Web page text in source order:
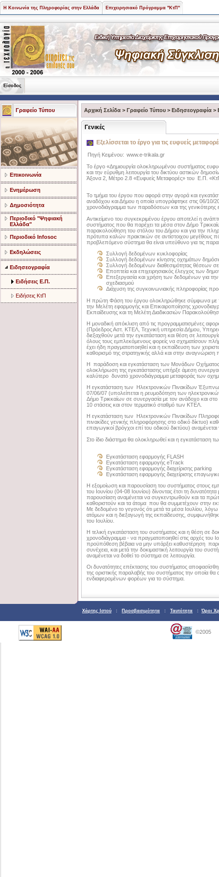
Η Κοινωνία της Πληροφορίας στην Ελλάδα Επιχειρησιακό Πρόγραμμα "ΚτΠ"
Είσοδος
Γραφείο Τύπου
Επικοινωνία
Ενημέρωση
Δημοσιότητα
Περιοδικό "Ψηφιακή
Ελλάδα"
Περιοδικό Infosoc
Εκδηλώσεις
Ειδησεογραφία
Ειδήσεις Ε.Π.
Ειδήσεις ΚτΠ
Αρχική Σελίδα > Γραφείο Τύπου > Ειδησεογραφία >
Γενικές
Εξελίσσεται το έργο για τις ευφυείς
Πηγή Κειμένου: www.e-trikala.gr
Το έργο «Δημιουργία ολοκληρωμένου συστήματος
και την εύρυθμη λειτουργία του δικτύου αστικών
Άξονα 2, Μέτρο 2.8 «Ευφυείς Μεταφορές» του Ε.Π.
Το τμήμα του έργου που αφορά στην αγορά και
αναδόχου και Δήμου η οποία υπογράφτηκε στις 06/10/
χρονοδιάγραμμα των παραδόσεων και της γενικότερης
Αντικείμενο του συγκεκριμένου έργου αποτελεί η
συστήματος που θα παρέχει τα μέσα στον Δήμο
παρακολούθηση του στόλου του Δήμου και για την
πρότυπα καλών πρακτικών σε αντίστοιχου μεγέθους
προβλεπόμενο σύστημα θα είναι υπεύθυνο για τις
Συλλογή δεδομένων κυκλοφορίας
Συλλογή δεδομένων κίνησης οχημάτων
Συλλογή δεδομένων διαθεσιμότητας θέσεων
Εποπτεία και επιχειρησιακός έλεγχος των
Επεξεργασία και χρήση των δεδομένων για
σχεδιασμού
Διάχυση της συγκοινωνιακής πληροφορίας
Η πρώτη Φάση του έργου ολοκληρώθηκε σύμφωνα με
την Μελέτη εφαρμογής και Επικαιροποίησης
Εκπαίδευσης και τη Μελέτη Διαδικασιών
Η μοναδική απόκλιση από τις προγραμματισμένες
(Πρόεδρος Αστ. ΚΤΕΛ, Τεχνική υπηρεσία Δήμου,
διεξαχθούν μετά την εγκατάσταση και θέση σε
όλους τους εμπλεκόμενους φορείς να σχηματίσουν
έχει ήδη πραγματοποιηθεί και η εκπαίδευση των
καθορισμό της στρατηγικής αλλά και στην
Η παράδοση και εγκατάσταση των Μονάδων Οχήματος
ολοκλήρωση της εγκατάστασης υπήρξε άμεση
καλύτερο δυνατό χρονοδιάγραμμα μεταφοράς των
Η εγκατάσταση των Ηλεκτρονικών Πινακίδων
07/06/07 (υπολείπεται η ρευμοδότηση των
Δήμο Τρικκαίων σε συνεργασία με τον ανάδοχο και
10 στάσεις και στον τερματικό σταθμό των ΚΤΕΛ.
Η εγκατάσταση των Ηλεκτρονικών Πινακίδων
πινακίδες γενικής πληροφόρησης στο οδικό δίκτυο)
επαγωγικοί βρόγχοι επί του οδικού δικτύου)
Στο ίδιο διάστημα θα ολοκληρωθεί και η εγκατάσταση
Εγκατάσταση εφαρμογής FLASH
Εγκατάσταση εφαρμογής eTrack
Εγκατάσταση εφαρμογής διαχείρισης parking
Εγκατάσταση εφαρμογής διαχείρισης
Η εξομοίωση και παρουσίαση του συστήματος στους
του Ιουνίου (04-08 Ιουνίου) δίνοντας έτσι τη
παρουσίαση αναμένεται να συγκεντρωθούν και τα
καθοριστούν και τα άτομα που θα συμμετέχουν στην
Με δεδομένο το γεγονός ότι μετά τα μέσα Ιουλίου,
ατόμων και η διεξαγωγή της εκπαίδευσης,
του Ιουλίου.
Η τελική εγκατάσταση του συστήματος και η θέση σε
χρονοδιάγραμμα - να πραγματοποιηθεί στις αρχές του
προϋπόθεση βέβαια να μην υπάρξει καθυστέρηση
συνέχεια, και μετά την δοκιμαστική λειτουργία του
αναμένεται να δοθεί το σύστημα σε λειτουργία.
Οι δυνατότητες επέκτασης του συστήματος
της οριστικής παραλαβής του συστήματος την οποία
ενδιαφερομένων φορέων για το σύστημα.
Χάρτης Ιστού : Προσβασιμότητα : Ταυτότητα : Όροι
©2005